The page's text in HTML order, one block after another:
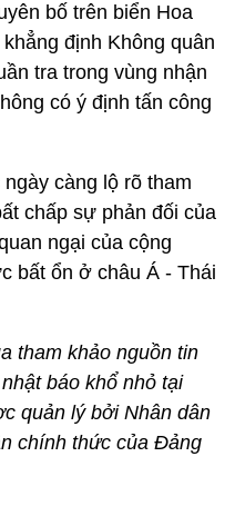
bố trên biển Hoa
định Không quân
tra trong vùng nhận
có ý định tấn công
càng lộ rõ tham
chấp sự phản đối của
ngại của cộng
bất ổn ở châu Á - Thái
tham khảo nguồn tin
báo khổ nhỏ tại
quản lý bởi Nhân dân
chính thức của Đảng